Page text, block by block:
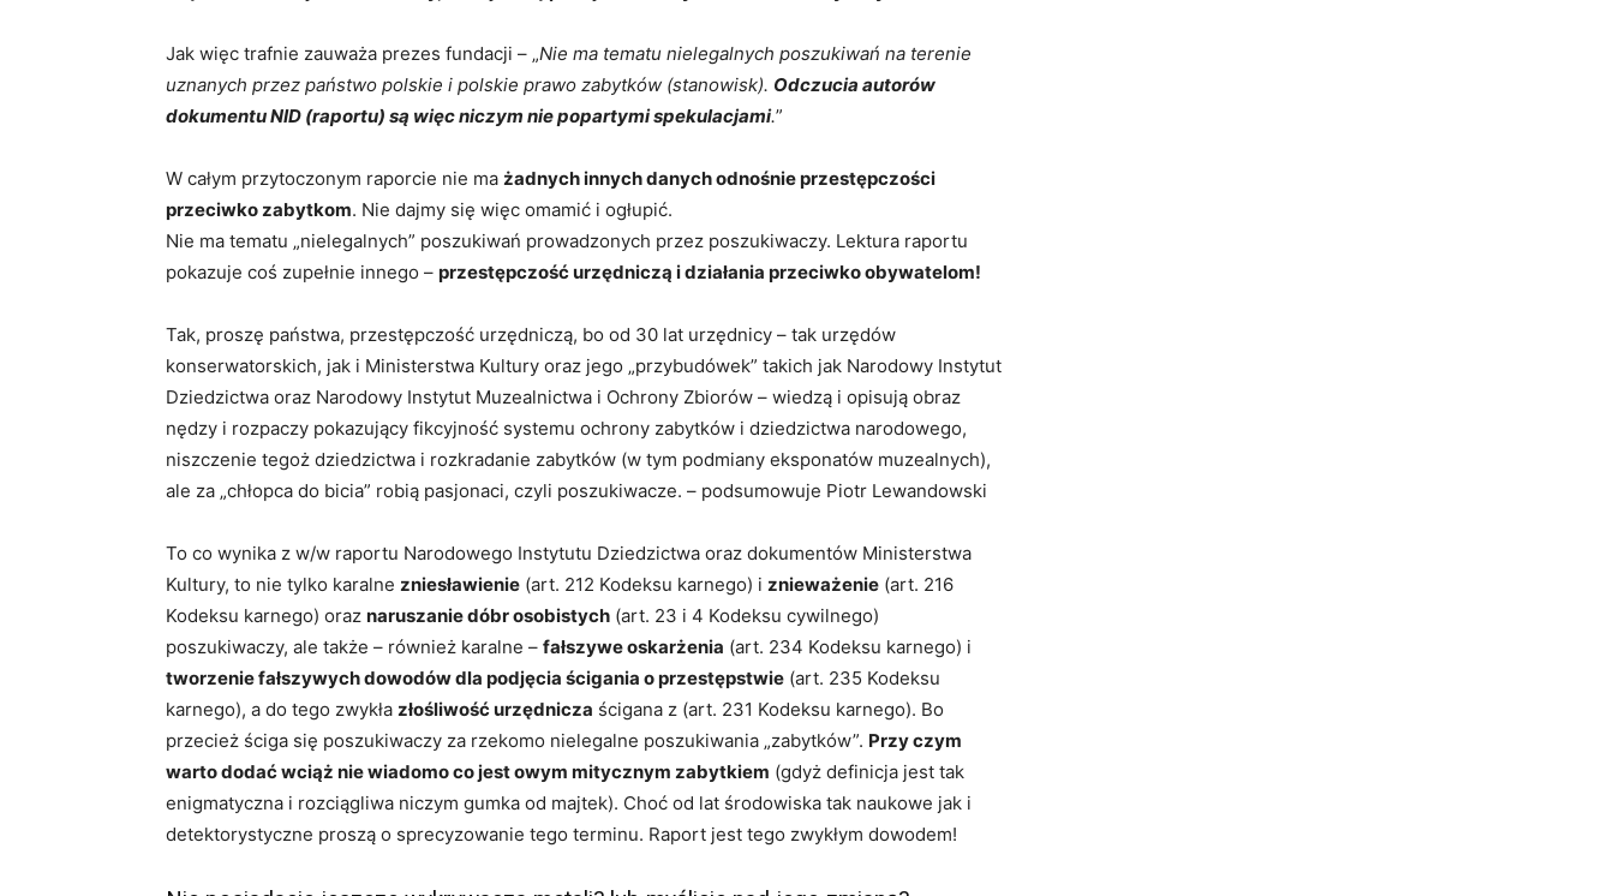
Jak więc trafnie zauważa prezes fundacji – „Nie ma tematu nielegalnych poszukiwań na terenie
uznanych przez państwo polskie i polskie prawo zabytków (stanowisk). Odczucia autorów
dokumentu NID (raportu) są więc niczym nie popartymi spekulacjami.”
W całym przytoczonym raporcie nie ma żadnych innych danych odnośnie przestępczości
przeciwko zabytkom. Nie dajmy się więc omamić i ogłupić.
Nie ma tematu „nielegalnych” poszukiwań prowadzonych przez poszukiwaczy. Lektura raportu
pokazuje coś zupełnie innego – przestępczość urzędniczą i działania przeciwko obywatelom!
Tak, proszę państwa, przestępczość urzędniczą, bo od 30 lat urzędnicy – tak urzędów
konserwatorskich, jak i Ministerstwa Kultury oraz jego „przybudówek” takich jak Narodowy Instytut
Dziedzictwa oraz Narodowy Instytut Muzealnictwa i Ochrony Zbiorów – wiedzą i opisują obraz
nędzy i rozpaczy pokazujący fikcyjność systemu ochrony zabytków i dziedzictwa narodowego,
niszczenie tegoż dziedzictwa i rozkradanie zabytków (w tym podmiany eksponatów muzealnych),
ale za „chłopca do bicia” robią pasjonaci, czyli poszukiwacze. – podsumowuje Piotr Lewandowski
To co wynika z w/w raportu Narodowego Instytutu Dziedzictwa oraz dokumentów Ministerstwa
Kultury, to nie tylko karalne zniesławienie (art. 212 Kodeksu karnego) i znieważenie (art. 216
Kodeksu karnego) oraz naruszanie dóbr osobistych (art. 23 i 4 Kodeksu cywilnego)
poszukiwaczy, ale także – również karalne – fałszywe oskarżenia (art. 234 Kodeksu karnego) i
tworzenie fałszywych dowodów dla podjęcia ścigania o przestępstwie (art. 235 Kodeksu
karnego), a do tego zwykła złośliwość urzędnicza ścigana z (art. 231 Kodeksu karnego). Bo
przecież ściga się poszukiwaczy za rzekomo nielegalne poszukiwania „zabytków”. Przy czym
warto dodać wciąż nie wiadomo co jest owym mitycznym zabytkiem (gdyż definicja jest tak
enigmatyczna i rozciągliwa niczym gumka od majtek). Choć od lat środowiska tak naukowe jak i
detektorystyczne proszą o sprecyzowanie tego terminu. Raport jest tego zwykłym dowodem!